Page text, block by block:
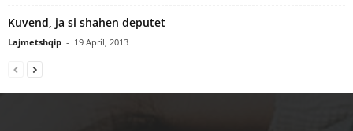
Kuvend, ja si shahen deputet
Lajmetshqip - 19 April, 2013